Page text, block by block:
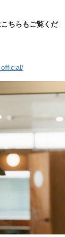
ちらもご覧くだ